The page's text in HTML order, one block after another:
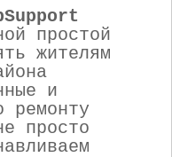
простой
жителям
и
ремонту
просто